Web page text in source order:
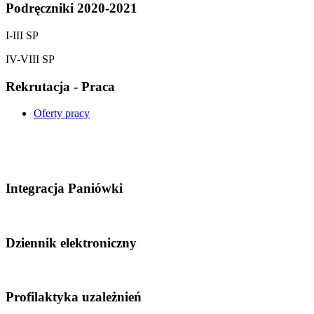
Podręczniki 2020-2021
I-III SP
IV-VIII SP
Rekrutacja - Praca
Oferty pracy
Integracja Paniówki
Dziennik elektroniczny
Profilaktyka uzależnień